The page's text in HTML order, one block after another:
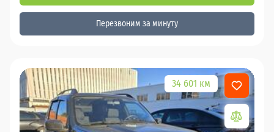
Перезвоним за минуту
34 601 км